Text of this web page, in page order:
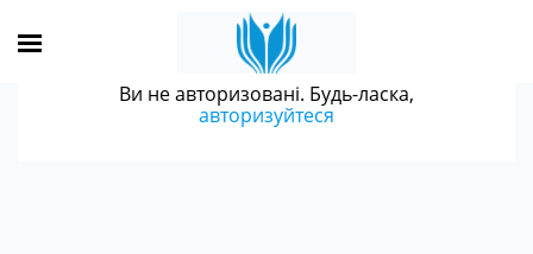
Ви не авторизовані. Будь-ласка,
авторизуйтеся